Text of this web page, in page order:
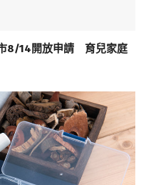
8/14開放申請 育兒家庭